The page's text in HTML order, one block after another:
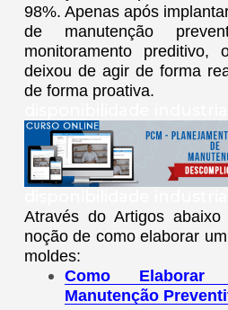
98%. Apenas após
de manutenção
monitoramento preditivo,
deixou de agir de forma
de forma proativa.
Através do Artigos
noção de como elaborar
moldes:
Como
Manutenção